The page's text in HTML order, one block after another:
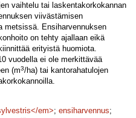
vaihtelu tai laskentakorkokannan
viivästämisen
metsissä. Ensiharvennuksen
on tehty ajallaan eikä
erityistä huomiota.
vuodella ei ole merkittävää
(m3/ha) tai kantorahatulojen
em>; ensiharvennus;